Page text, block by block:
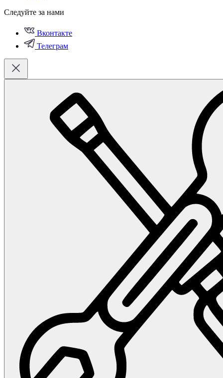
Следуйте за нами
Вконтакте
Телеграм